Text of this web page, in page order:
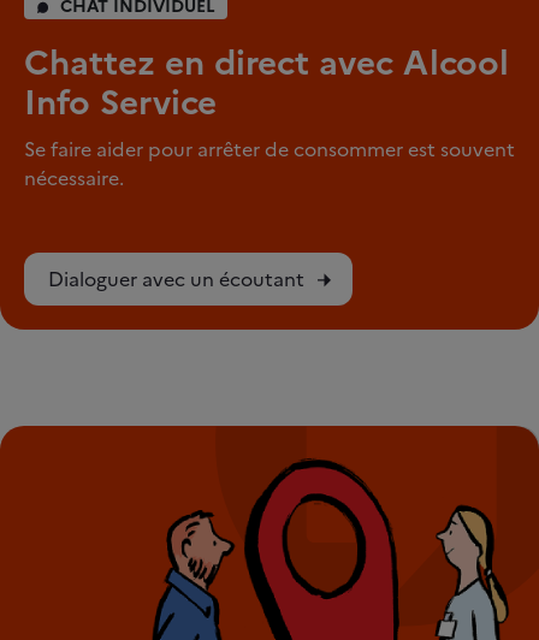
CHAT INDIVIDUEL
Chattez en direct avec Alcool
Info Service
Se faire aider pour arrêter de consommer est souvent
nécessaire.
Dialoguer avec un écoutant